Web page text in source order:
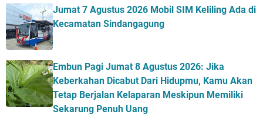
Jumat 7 Agustus 2026 Mobil SIM Keliling Ada di
Kecamatan Sindangagung
Embun Pagi Jumat 8 Agustus 2026: Jika
Keberkahan Dicabut Dari Hidupmu, Kamu Akan
Tetap Berjalan Kelaparan Meskipun Memiliki
Sekarung Penuh Uang